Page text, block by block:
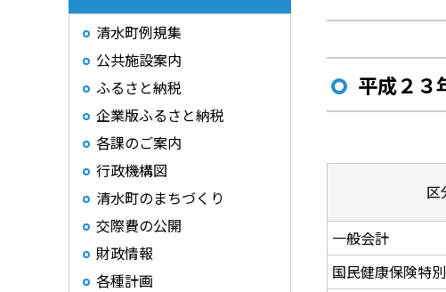
清水町例規集
公共施設案内
ふるさと納税
企業版ふるさと納税
各課のご案内
行政機構図
清水町のまちづくり
交際費の公開
財政情報
各種計画
平成２３
区
一般会計
国民健康保険特